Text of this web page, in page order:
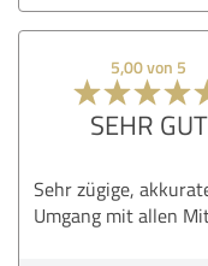
5,00 von 5
SEHR GUT
Sehr zügige,
Umgang mit allen